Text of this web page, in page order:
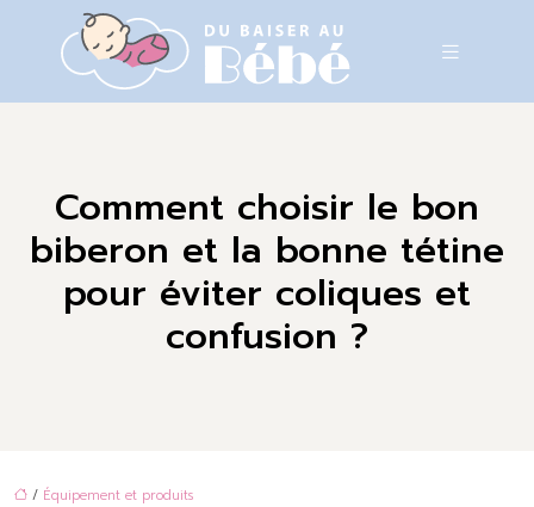
Comment choisir le bon
biberon et la bonne tétine
pour éviter coliques et
confusion ?
/ Équipement et produits